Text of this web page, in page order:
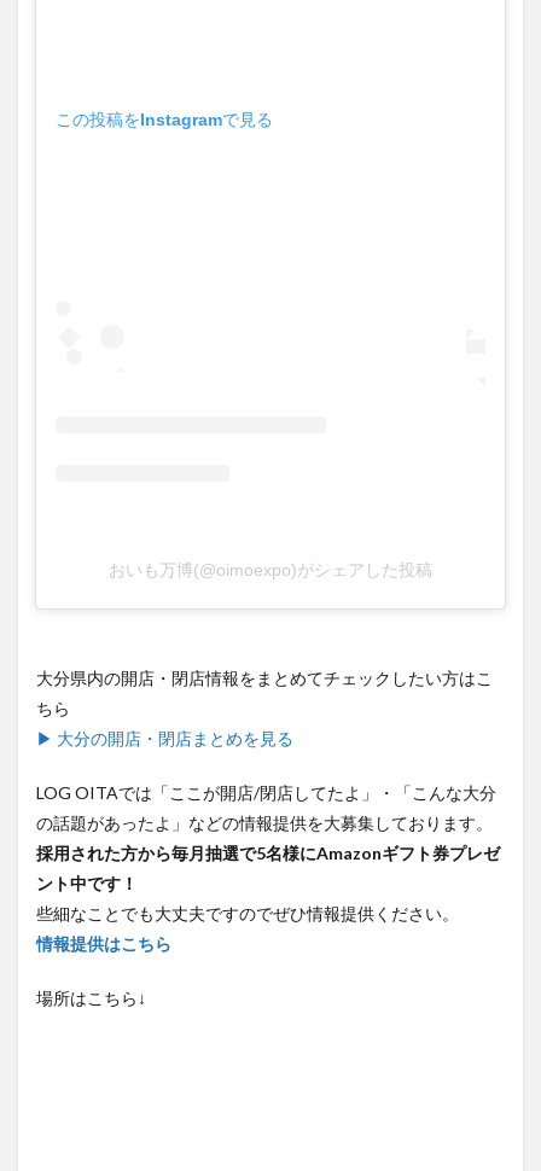
ちら
▶ 大分の開店・閉店まとめを見る
LOG OITAでは「ここが開店/閉店してたよ」・「こんな大分
の話題があったよ」などの情報提供を大募集しております。
採用された方から毎月抽選で5名様にAmazonギフト券プレゼ
ント中です！
些細なことでも大丈夫ですのでぜひ情報提供ください。
情報提供はこちら